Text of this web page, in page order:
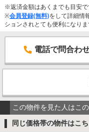
※返済金額はあくまでも目安で
※会員登録(無料)をして詳細情
ションされとても便利になりま
電話で問合わ
この物件を見た人はこ
同じ価格帯の物件はこ